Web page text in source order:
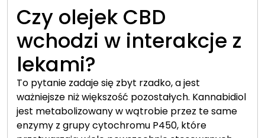
Czy olejek CBD
wchodzi w interakcje z
lekami?
To pytanie zadaje się zbyt rzadko, a jest
ważniejsze niż większość pozostałych. Kannabidiol
jest metabolizowany w wątrobie przez te same
enzymy z grupy cytochromu P450, które